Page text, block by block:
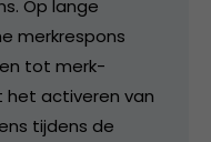
Op lange
merkrespons
tot merk-
activeren van
tijdens de